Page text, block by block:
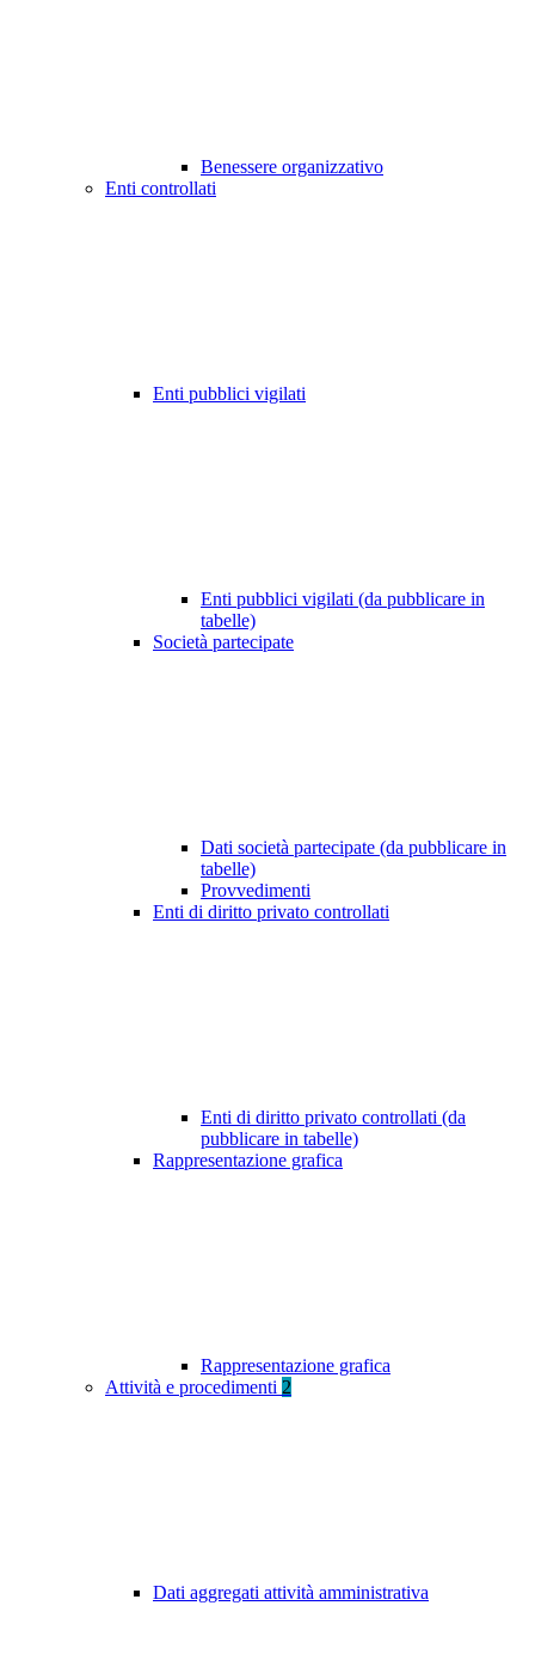
Benessere organizzativo
Enti controllati
Enti pubblici vigilati
Enti pubblici vigilati (da pubblicare in
tabelle)
Società partecipate
Dati società partecipate (da pubblicare in
tabelle)
Provvedimenti
Enti di diritto privato controllati
Enti di diritto privato controllati (da
pubblicare in tabelle)
Rappresentazione grafica
Rappresentazione grafica
Attività e procedimenti 2
Dati aggregati attività amministrativa